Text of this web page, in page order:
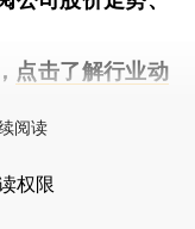
点击了解行业动
阅读
权限